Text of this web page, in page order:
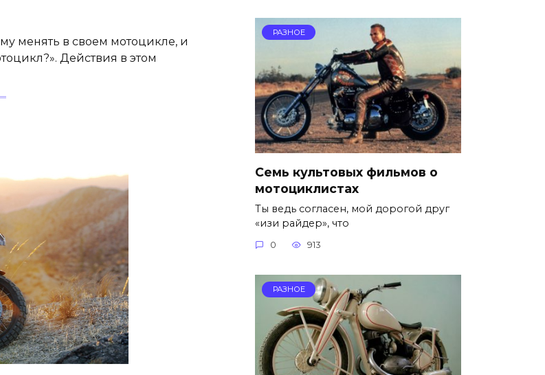
менять в своем мотоцикле, и
Действия в этом
РАЗНОЕ
Семь культовых фильмов о
мотоциклистах
Ты ведь согласен, мой дорогой друг
«изи райдер», что
0 913
РАЗНОЕ